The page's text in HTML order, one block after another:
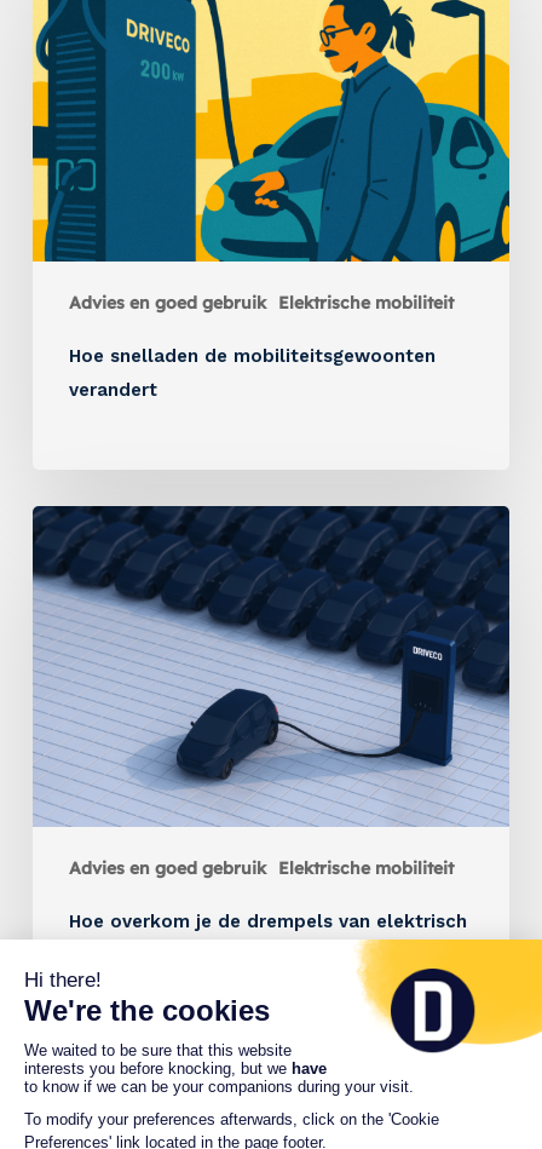
Advies en goed gebruik Elektrische mobiliteit
Hoe snelladen de mobiliteitsgewoonten
verandert
Advies en goed gebruik Elektrische mobiliteit
Hoe overkom je de drempels van elektrisch